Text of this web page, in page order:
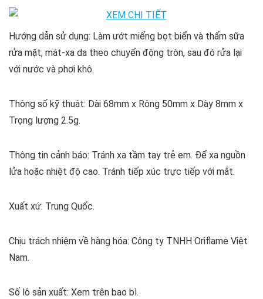
Hướng dẫn sử dụng: Làm ướt miếng bọt biển và thấm sữa
rửa mặt, mát-xa da theo chuyển động tròn, sau đó rửa lại
với nước và phơi khô.
Thông số kỹ thuật: Dài 68mm x Rộng 50mm x Dày 8mm x
Trọng lượng 2.5g.
Thông tin cảnh báo: Tránh xa tầm tay trẻ em. Để xa nguồn
lửa hoặc nhiệt độ cao. Tránh tiếp xúc trực tiếp với mắt.
Xuất xứ: Trung Quốc.
Chịu trách nhiệm về hàng hóa: Công ty TNHH Oriflame Việt
Nam.
Số lô sản xuất: Xem trên bao bì.